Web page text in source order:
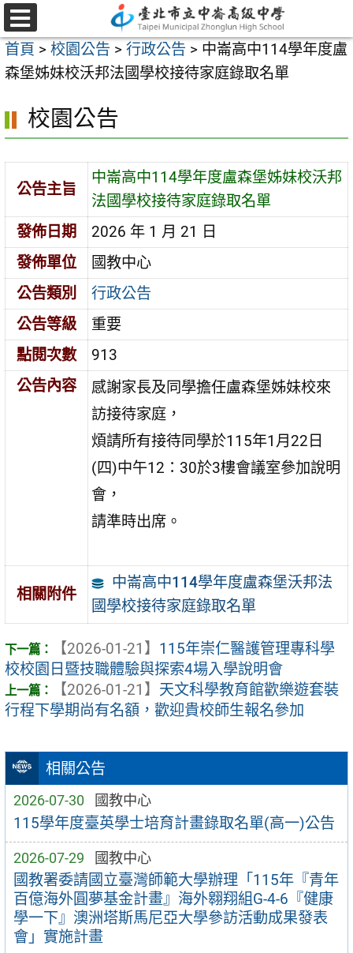
跳
至
主
要
容
選
單
首頁 > 校園公告 > 行政公告 > 中崙高中114學年度盧
森堡姊妹校沃邦法國學校接待家庭錄取名單
相關公告
2026-07-30 國教中心
115學年度臺英學士培育計畫錄取名單(高一)公告
2026-07-29 國教中心
國教署委請國立臺灣師範大學辦理「115年『青年
百億海外圓夢基金計畫』海外翱翔組G-4-6『健康
學一下』澳洲塔斯馬尼亞大學參訪活動成果發表
會」實施計畫
校園公告
公告主旨
中崙高中114學年度盧森堡姊妹校沃邦
法國學校接待家庭錄取名單
發佈日期
2026 年 1 月 21 日
發佈單位
國教中心
公告類別
行政公告
公告等級
重要
點閱次數
913
公告內容
感謝家長及同學擔任盧森堡姊妹校來
訪接待家庭，
煩請所有接待同學於115年1月22日
(四)中午12：30於3樓會議室參加說明
會，
請準時出席。
相關附件
中崙高中114學年度盧森堡沃邦法
國學校接待家庭錄取名單
【2026-01-21】 115年崇仁醫護管理專科學
校校園日暨技職體驗與探索4場入學說明會
【2026-01-21】 天文科學教育館歡樂遊套裝
行程下學期尚有名額，歡迎貴校師生報名參加